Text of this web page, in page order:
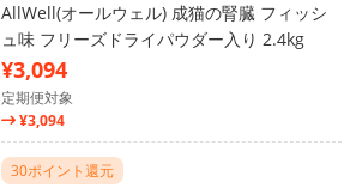
AllWell(オールウェル) 成猫の腎臓 フィッシ
ュ味 フリーズドライパウダー入り 2.4kg
¥3,094
定期便対象
¥3,094
30ポイント還元